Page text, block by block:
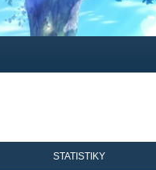
STATISTIKY